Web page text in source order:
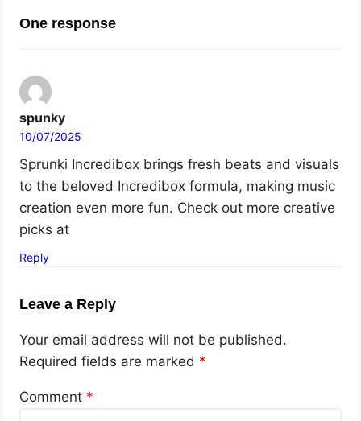
One response
spunky
10/07/2025
Sprunki Incredibox brings fresh beats and visuals
to the beloved Incredibox formula, making music
creation even more fun. Check out more creative
picks at
Reply
Leave a Reply
Your email address will not be published.
Required fields are marked *
Comment *